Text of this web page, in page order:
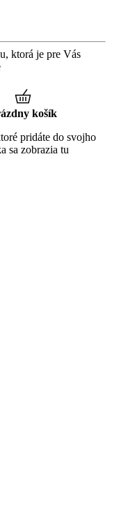
ktorá je pre Vás
košík
pridáte do svojho
sa zobrazia tu